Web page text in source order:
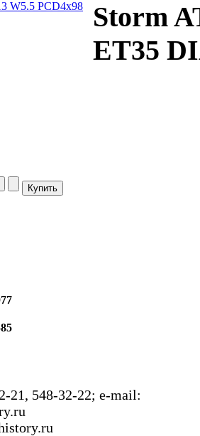
Storm
ET35
21, 548-32-22; e-mail: